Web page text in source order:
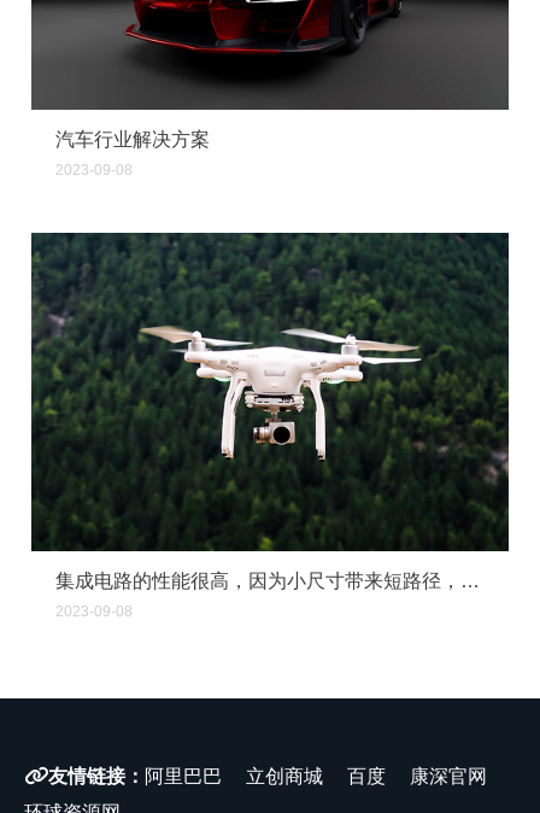
汽车行业解决方案
2023-09-08
集成电路的性能很高，因为小尺寸带来短路径，使得低功率逻辑电路可以在快速开关速度应用
2023-09-08
友情链接： 阿里巴巴 立创商城 百度
康深官网